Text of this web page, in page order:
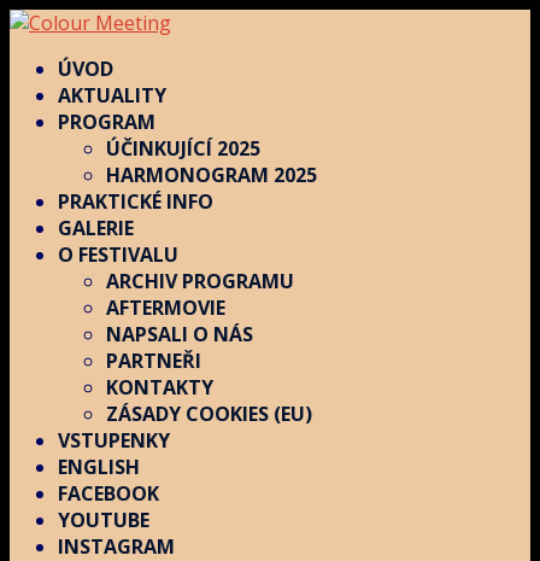
ÚVOD
AKTUALITY
PROGRAM
ÚČINKUJÍCÍ 2025
HARMONOGRAM 2025
PRAKTICKÉ INFO
GALERIE
O FESTIVALU
ARCHIV PROGRAMU
AFTERMOVIE
NAPSALI O NÁS
PARTNEŘI
KONTAKTY
ZÁSADY COOKIES (EU)
VSTUPENKY
ENGLISH
FACEBOOK
YOUTUBE
INSTAGRAM